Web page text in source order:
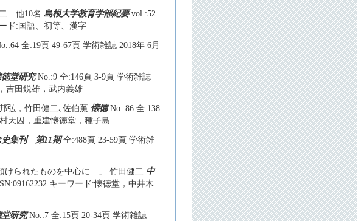
二 他10名 島根大学教育学部紀要vol.:52
ド:国語、初等、漢字
全:19頁 49-67頁 学術雑誌 2018年 6月
徳堂研究No.:9 全:146頁 3-9頁 学術雑誌
吉田鋭雄，武内義雄
弘，竹田健二､佐伯薫 懐徳No.:86 全:138
天囚，重建懐徳堂，種子島
史集刊 第11期全:488頁 23-59頁 学術雑
けられたものを中心に―」 竹田健二 中
キーワード:懐徳堂，中井木
研究No.:7 全:15頁 20-34頁 学術雑誌